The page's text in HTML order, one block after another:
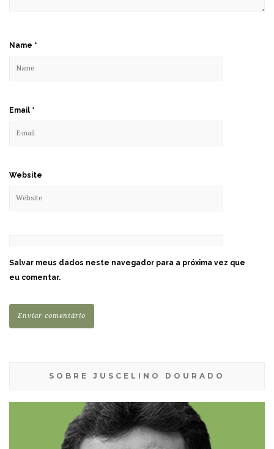
Name *
Email *
Website
Salvar meus dados neste navegador para a próxima vez que
eu comentar.
SOBRE JUSCELINO DOURADO